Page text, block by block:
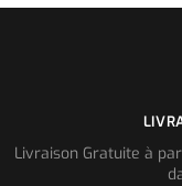
Livraison Gratuite à